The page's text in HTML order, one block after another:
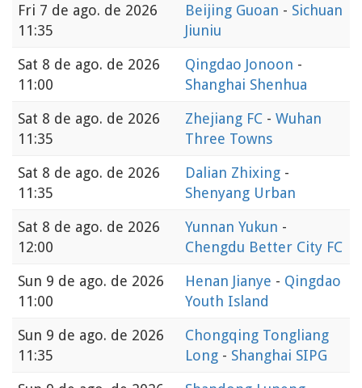
Fri 7 de ago. de 2026
11:35
Beijing Guoan - Sichuan
Jiuniu
Sat 8 de ago. de 2026
11:00
Qingdao Jonoon -
Shanghai Shenhua
Sat 8 de ago. de 2026
11:35
Zhejiang FC - Wuhan
Three Towns
Sat 8 de ago. de 2026
11:35
Dalian Zhixing -
Shenyang Urban
Sat 8 de ago. de 2026
12:00
Yunnan Yukun -
Chengdu Better City FC
Sun 9 de ago. de 2026
11:00
Henan Jianye - Qingdao
Youth Island
Sun 9 de ago. de 2026
11:35
Chongqing Tongliang
Long - Shanghai SIPG